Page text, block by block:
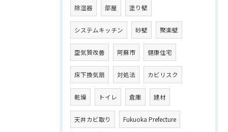
除湿器 部屋 塗り壁
システムキッチン 砂壁 聚楽壁
空気質改善 阿蘇市 健康住宅
床下換気扇 対処法 カビリスク
乾燥 トイレ 倉庫 建材
天井カビ取り Fukuoka Prefecture